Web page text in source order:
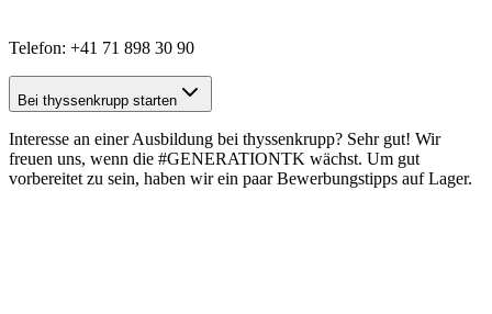
Telefon: +41 71 898 30 90
Bei thyssenkrupp starten
Interesse an einer Ausbildung bei thyssenkrupp? Sehr gut! Wir
freuen uns, wenn die #GENERATIONTK wächst. Um gut
vorbereitet zu sein, haben wir ein paar Bewerbungstipps auf Lager.